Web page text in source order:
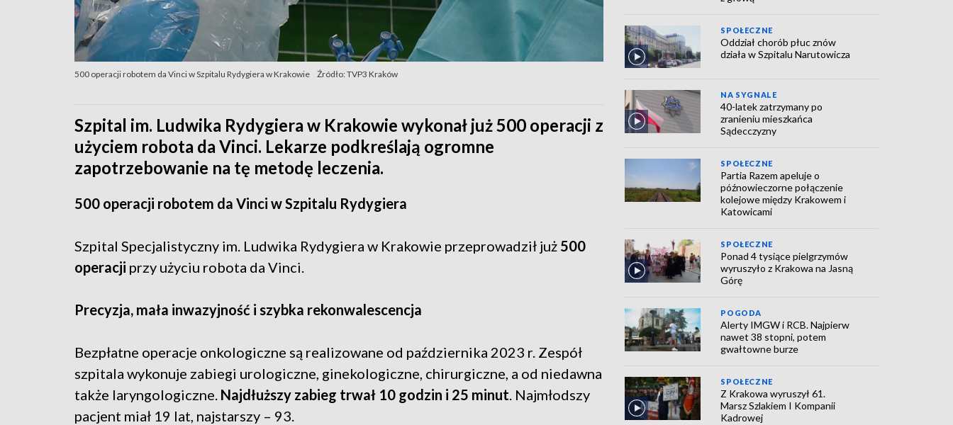
500 operacji robotem da Vinci w Szpitalu Rydygiera w Krakowie Źródło: TVP3 Kraków
Szpital im. Ludwika Rydygiera w Krakowie wykonał już 500 operacji z
użyciem robota da Vinci. Lekarze podkreślają ogromne
zapotrzebowanie na tę metodę leczenia.
500 operacji robotem da Vinci w Szpitalu Rydygiera
Szpital Specjalistyczny im. Ludwika Rydygiera w Krakowie przeprowadził już 500
operacji przy użyciu robota da Vinci.
Precyzja, mała inwazyjność i szybka rekonwalescencja
Bezpłatne operacje onkologiczne są realizowane od października 2023 r. Zespół
szpitala wykonuje zabiegi urologiczne, ginekologiczne, chirurgiczne, a od niedawna
także laryngologiczne. Najdłuższy zabieg trwał 10 godzin i 25 minut . Najmłodszy
pacjent miał 19 lat, najstarszy – 93.
SPOŁECZNE
Oddział chorób płuc znów
działa w Szpitalu Narutowicza
NA SYGNALE
40-latek zatrzymany po
zranieniu mieszkańca
Sądecczyzny
SPOŁECZNE
Partia Razem apeluje o
późnowieczorne połączenie
kolejowe między Krakowem i
Katowicami
SPOŁECZNE
Ponad 4 tysiące pielgrzymów
wyruszyło z Krakowa na Jasną
Górę
POGODA
Alerty IMGW i RCB. Najpierw
nawet 38 stopni, potem
gwałtowne burze
SPOŁECZNE
Z Krakowa wyruszył 61.
Marsz Szlakiem I Kompanii
Kadrowej